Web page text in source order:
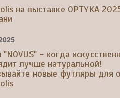
на выставке OPTYKA
"NOVUS" - когда
лучше натуральной!
новые футляры для